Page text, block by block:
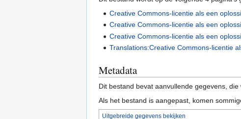
Creative Commons-licentie als een
Creative Commons-licentie als een
Creative Commons-licentie als een
Translations:Creative Commons-licentie
Metadata
Dit bestand bevat aanvullende gegevens,
Als het bestand is aangepast, komen
Uitgebreide gegevens bekijken